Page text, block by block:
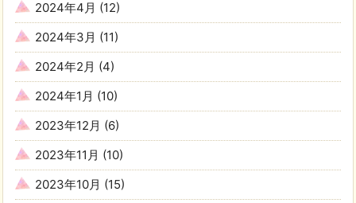
2024年4月 (12)
2024年3月 (11)
2024年2月 (4)
2024年1月 (10)
2023年12月 (6)
2023年11月 (10)
2023年10月 (15)